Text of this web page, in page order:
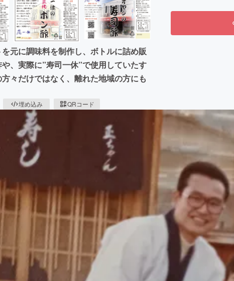
元に調味料を制作し、ボトルに詰め販
、実際に”寿司一休”で使用していたす
々だけではなく、離れた地域の方にも
埋め込み QRコード